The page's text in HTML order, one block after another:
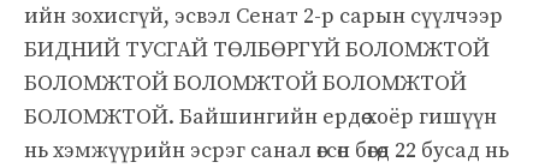
ийн зохисгүй, эсвэл Сенат 2-р сарын сүүлчээр
БИДНИЙ ТУСГАЙ ТӨЛБӨРГҮЙ БОЛОМЖТОЙ
БОЛОМЖТОЙ БОЛОМЖТОЙ БОЛОМЖТОЙ
БОЛОМЖТОЙ. Байшингийн ердөө хоёр гишүүн
нь хэмжүүрийн эсрэг санал өгсөн бөгөөд 22 бусад нь